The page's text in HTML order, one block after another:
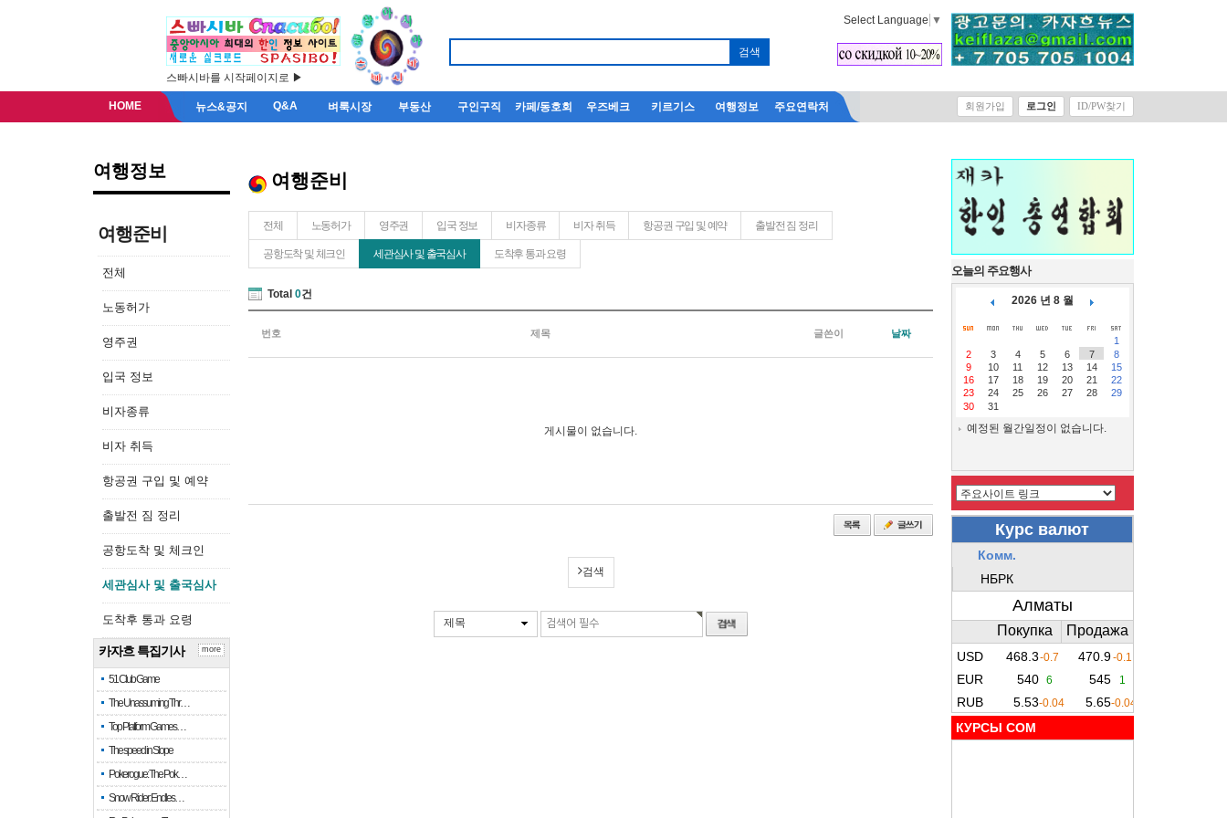
스빠시바를 시작페이지로 ▶
Select Language ▼
HOME 뉴스&공지 Q&A 벼룩시장 부동산 구인구직 카페/동호회 우즈베크 키르기스 여행정보 주요연락처 회원가입 로그인 ID/PW찾기
여행정보
여행준비
전체
노동허가
영주권
입국 정보
비자종류
비자 취득
항공권 구입 및 예약
출발전 짐 정리
공항도착 및 체크인
세관심사 및 출국심사
도착후 통과 요령
카자흐 특집기사
51 Club Game
The Unassuming Thr…
Top Platform Games…
The speed in Slope
Pokerogue: The Pok…
Snow Rider: Endles…
more
여행준비
전체 노동허가 영주권 입국 정보 비자종류 비자 취득 항공권 구입 및 예약 출발전 짐 정리
공항도착 및 체크인 세관심사 및 출국심사 도착후 통과 요령
Total 0건
번호 제목 글쓴이 날짜
게시물이 없습니다.
검색
제목
오늘의 주요행사
2026 년 8 월
1
2
3 4 5 6 7
8
9
10 11 12 13 14
15
16
17 18 19 20 21
22
23
24 25 26 27 28
29
30
31
예정된 월간일정이 없습니다.
КУРСЫ COM